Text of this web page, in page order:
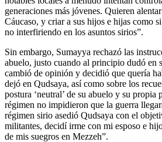
generaciones más jóvenes. Quieren
Cáucaso, y criar a sus hijos e hijas como
no interfiriendo en los asuntos sirios”.
Sin embargo, Sumayya rechazó las
abuelo, justo cuando al principio dudó en
cambió de opinión y decidió que quería
dejó en Qudsaya, así como sobre los
postura ‘neutral’ de su abuelo y su propia
régimen no impidieron que la guerra
régimen sirio asedió Qudsaya con el
militantes, decidí irme con mi esposo e
de mis suegros en Mezzeh”.